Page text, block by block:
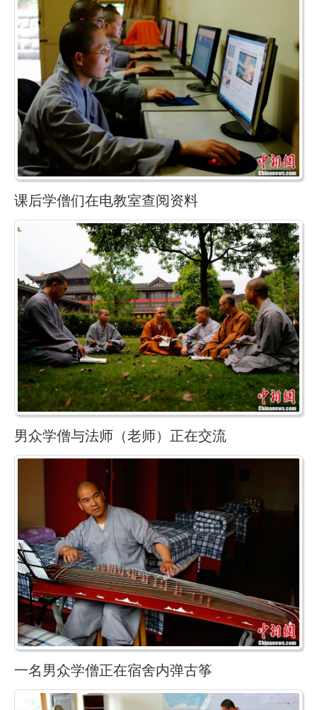
课后学僧们在电教室查阅资料
男众学僧与法师（老师）正在交流
一名男众学僧正在宿舍内弹古筝